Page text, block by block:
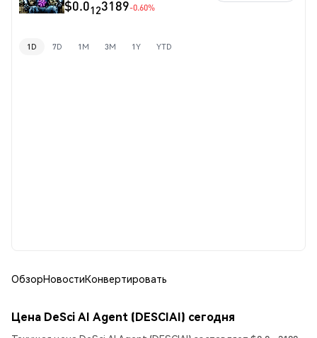
$0.0123189-0.60%
1D 7D 1M 3M 1Y YTD
ОбзорНовостиКонвертировать
Цена DeSci AI Agent (DESCIAI) сегодня